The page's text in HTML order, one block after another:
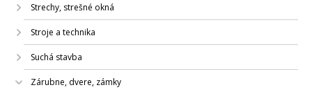
Strechy, strešné okná
Stroje a technika
Suchá stavba
Zárubne, dvere, zámky